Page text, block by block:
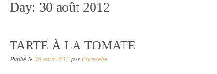
Day: 30 août 2012
TARTE À LA TOMATE
Publié le30 août 2012parChristelle